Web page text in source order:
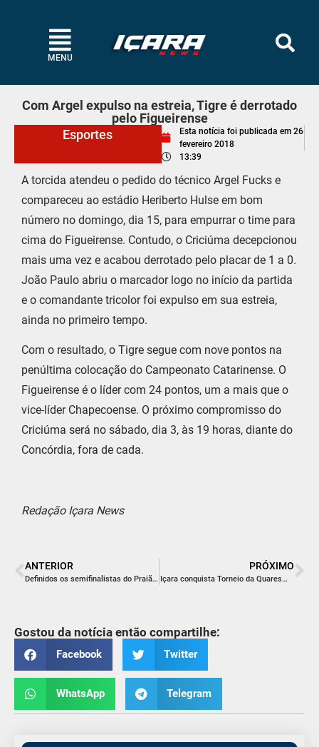
MENU
Com Argel expulso na estreia, Tigre é derrotado
pelo Figueirense
Esportes
Esta notícia foi publicada em 26
fevereiro 2018
13:39
A torcida atendeu o pedido do técnico Argel Fucks e
compareceu ao estádio Heriberto Hulse em bom
número no domingo, dia 15, para empurrar o time para
cima do Figueirense. Contudo, o Criciúma decepcionou
mais uma vez e acabou derrotado pelo placar de 1 a 0.
João Paulo abriu o marcador logo no início da partida
e o comandante tricolor foi expulso em sua estreia,
ainda no primeiro tempo.
Com o resultado, o Tigre segue com nove pontos na
penúltima colocação do Campeonato Catarinense. O
Figueirense é o líder com 24 pontos, um a mais que o
vice-líder Chapecoense. O próximo compromisso do
Criciúma será no sábado, dia 3, às 19 horas, diante do
Concórdia, fora de cada.
Redação Içara News
ANTERIOR
Definidos os semifinalistas do Praião 2018
PRÓXIMO
Içara conquista Torneio da Quaresma de Futebol Sub-17
Gostou da notícia então compartilhe:
Facebook Twitter
WhatsApp Telegram